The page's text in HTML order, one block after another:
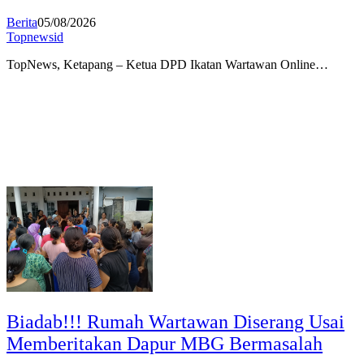
Berita05/08/2026
Topnewsid
TopNews, Ketapang – Ketua DPD Ikatan Wartawan Online…
Biadab!!! Rumah Wartawan Diserang Usai
Memberitakan Dapur MBG Bermasalah